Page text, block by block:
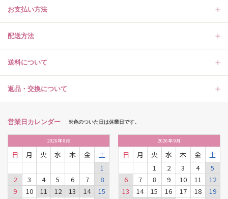
お支払い方法
配送方法
送料について
返品・交換について
営業日カレンダー ※色のついた日は休業日です。
2026年8月
日 月 火 水 木 金
土
1
2
3 4 5 6 7
8
9
10 11 12 13 14
15
2026年9月
日 月 火 水 木 金
土
1
2 3 4
5
6
7 8 9 10 11
12
13
14 15 16 17 18
19